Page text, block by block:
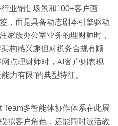
业销售场景和100+客户画
，而是具备动态剧本引擎驱动
家族办公室业务的理财师时，
构感兴趣但对税务合规有顾
点理财师时，AI客户则表现
力有限”的典型特征。
Team多智能体协作体系在此展
拟客户角色，还能同时激活教